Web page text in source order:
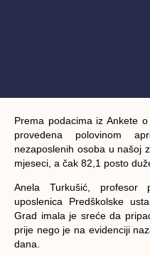
Prema podacima iz Ankete
provedena polovinom
nezaposlenih osoba u našoj
mjeseci, a čak 82,1 posto
Anela Turkušić, profesor
uposlenica Predškolske
Grad imala je sreće da
prije nego je na evidenciji
dana.